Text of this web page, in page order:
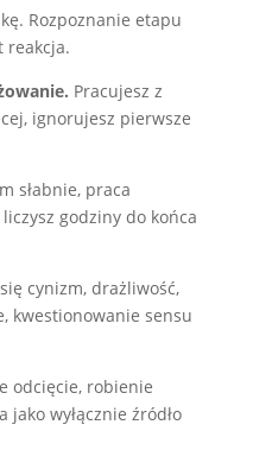
Rozpoznanie etapu
reakcja.
Pracujesz z
ignorujesz pierwsze
słabnie, praca
godziny do końca
cynizm, drażliwość,
kwestionowanie sensu
odcięcie, robienie
wyłącznie źródło